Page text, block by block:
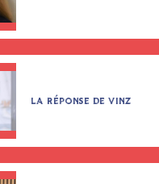
LA RÉPONSE DE VINZ